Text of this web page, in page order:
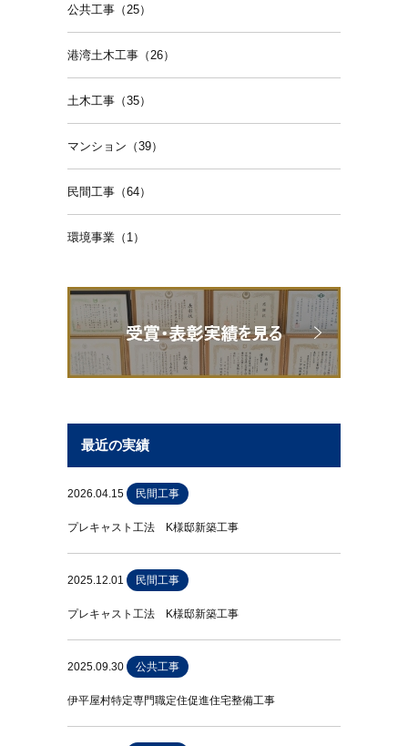
公共工事（25）
港湾土木工事（26）
土木工事（35）
マンション（39）
民間工事（64）
環境事業（1）
最近の実績
2026.04.15 民間工事
プレキャスト工法 K様邸新築工事
2025.12.01 民間工事
プレキャスト工法 K様邸新築工事
2025.09.30 公共工事
伊平屋村特定専門職定住促進住宅整備工事